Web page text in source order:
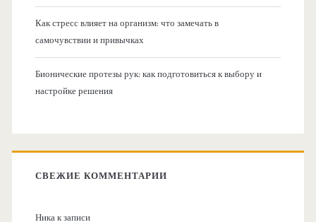
Как стресс влияет на организм: что замечать в
самочувствии и привычках
Бионические протезы рук: как подготовиться к выбору и
настройке решения
СВЕЖИЕ КОММЕНТАРИИ
Никак записи